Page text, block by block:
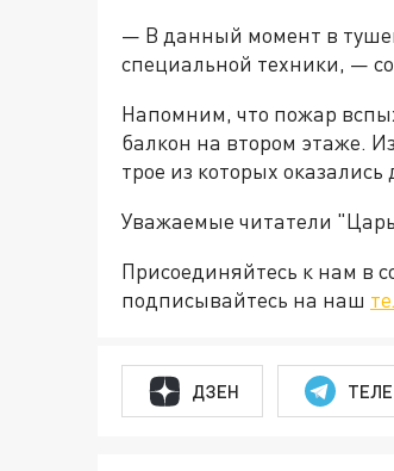
— В данный момент в
специальной техники, —
Напомним, что пожар
балкон на втором этаже.
трое из которых оказались
Уважаемые читатели
Присоединяйтесь к нам в
подписывайтесь на наш
ДЗЕН